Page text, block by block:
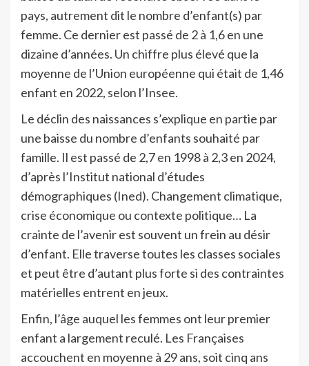
pays, autrement dit le nombre d’enfant(s) par
femme. Ce dernier est passé de 2 à 1,6 en une
dizaine d’années. Un chiffre plus élevé que la
moyenne de l’Union européenne qui était de 1,46
enfant en 2022, selon l’Insee.
Le déclin des naissances s’explique en partie par
une baisse du nombre d’enfants souhaité par
famille. Il est passé de 2,7 en 1998 à 2,3 en 2024,
d’après l’Institut national d’études
démographiques (Ined). Changement climatique,
crise économique ou contexte politique… La
crainte de l’avenir est souvent un frein au désir
d’enfant. Elle traverse toutes les classes sociales
et peut être d’autant plus forte si des contraintes
matérielles entrent en jeux.
Enfin, l’âge auquel les femmes ont leur premier
enfant a largement reculé. Les Françaises
accouchent en moyenne à 29 ans, soit cinq ans